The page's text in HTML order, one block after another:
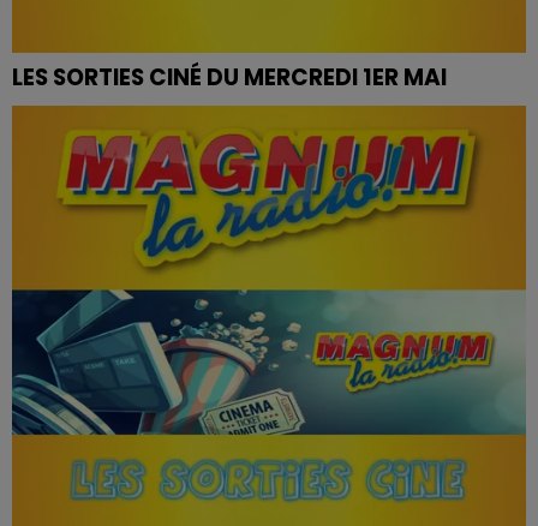
LES SORTIES CINÉ DU MERCREDI 1ER MAI